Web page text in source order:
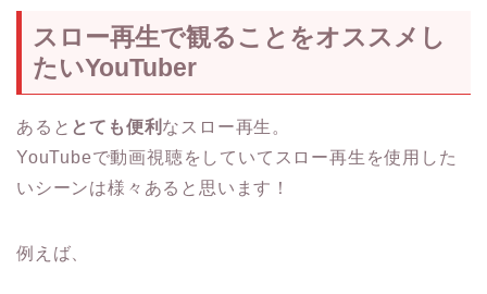
スロー再生で観ることをオススメし
たいYouTuber
あると とても便利 なスロー再生。
YouTubeで動画視聴をしていてスロー再生を使用した
いシーンは様々あると思います！
例えば、